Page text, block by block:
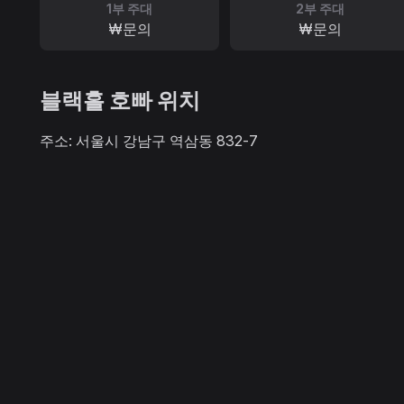
1부 주대
₩문의
2부 주대
₩문의
블랙홀 호빠 위치
주소: 서울시 강남구 역삼동 832-7